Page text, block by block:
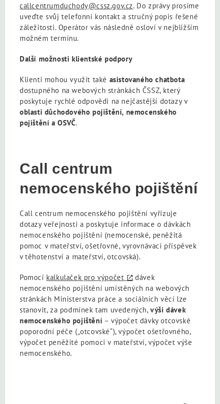
callcentrumduchody@cssz.gov.cz. Do zprávy prosíme
uveďte svůj telefonní kontakt a stručný popis řešené
záležitosti. Operátor vás následně osloví v nejbližším
možném termínu.
Další možnosti klientské podpory
Klienti mohou využít také asistovaného chatbota
dostupného na webových stránkách ČSSZ, který
poskytuje rychlé odpovědi na nejčastější dotazy v
oblasti důchodového pojištění, nemocenského
pojištění a OSVČ.
Call centrum
nemocenského pojištění
Call centrum nemocenského pojištění vyřizuje
dotazy veřejnosti a poskytuje informace o dávkách
nemocenského pojištění (nemocenské, peněžitá
pomoc v mateřství, ošetřovné, vyrovnávací příspěvek
v těhotenství a mateřství, otcovská).
Pomocí kalkulaček pro výpočet
dávek
nemocenského pojištění umístěných na webových
stránkách Ministerstva práce a sociálních věcí lze
stanovit, za podmínek tam uvedených,výši dávek
nemocenského pojištění – výpočet dávky otcovské
poporodní péče („otcovské“), výpočet ošetřovného,
výpočet peněžité pomoci v mateřství, výpočet výše
nemocenského.